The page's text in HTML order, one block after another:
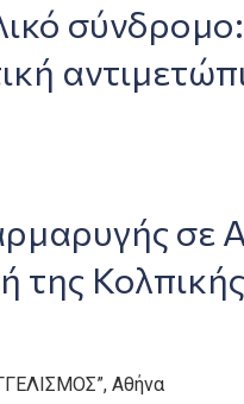
σε
Κολπικής
Αθήνα